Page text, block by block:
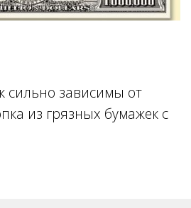
сильно зависимы от
из грязных бумажек с